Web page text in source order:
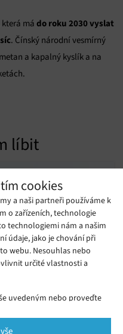
cookies
a naši partneři používáme k
o zařízeních, technologie
technologiemi nám a našim
údaje, jako je chování při
webu. Nesouhlas nebo
určité vlastnosti a
uvedeným nebo proveďte
použity pouze na tomto
má do roku 2030 vyslat
. Čínský národní vesmírný
a kapalný kyslík a na
líbit
vivo uvádí na